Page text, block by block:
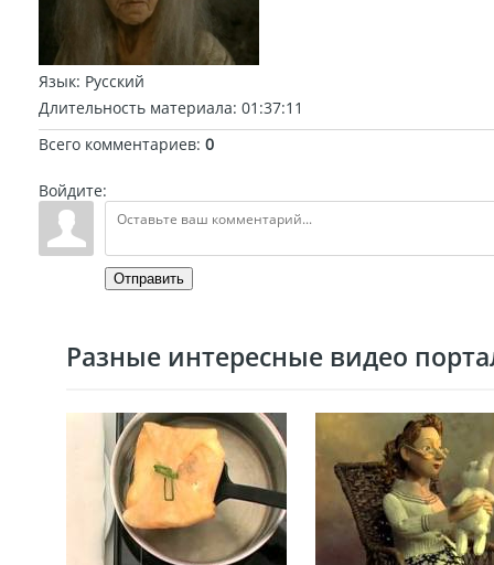
Язык: Русский
Длительность материала: 01:37:11
Всего комментариев: 0
Войдите:
Отправить
Разные интересные видео